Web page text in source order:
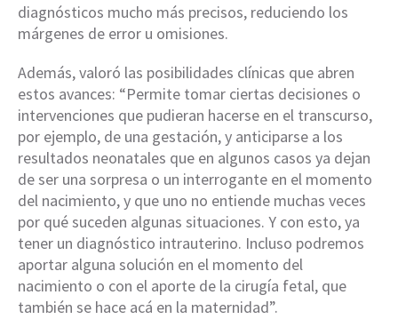
diagnósticos mucho más precisos, reduciendo los
márgenes de error u omisiones.
Además, valoró las posibilidades clínicas que abren
estos avances: “Permite tomar ciertas decisiones o
intervenciones que pudieran hacerse en el transcurso,
por ejemplo, de una gestación, y anticiparse a los
resultados neonatales que en algunos casos ya dejan
de ser una sorpresa o un interrogante en el momento
del nacimiento, y que uno no entiende muchas veces
por qué suceden algunas situaciones. Y con esto, ya
tener un diagnóstico intrauterino. Incluso podremos
aportar alguna solución en el momento del
nacimiento o con el aporte de la cirugía fetal, que
también se hace acá en la maternidad”.